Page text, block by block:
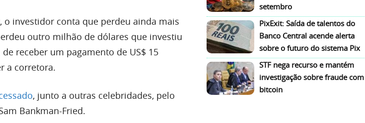
investidor conta que perdeu ainda mais
outro milhão de dólares que investiu
receber um pagamento de US$ 15
a corretora.
, junto a outras celebridades, pelo
Bankman-Fried.
setembro
PixExit: Saída de talentos do
Banco Central acende alerta
sobre o futuro do sistema Pix
STF nega recurso e mantém
investigação sobre fraude com
bitcoin